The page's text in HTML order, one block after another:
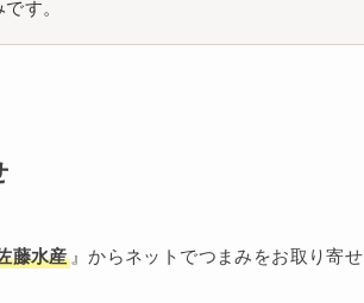
す。
藤水産』からネットでつまみをお取り寄せ